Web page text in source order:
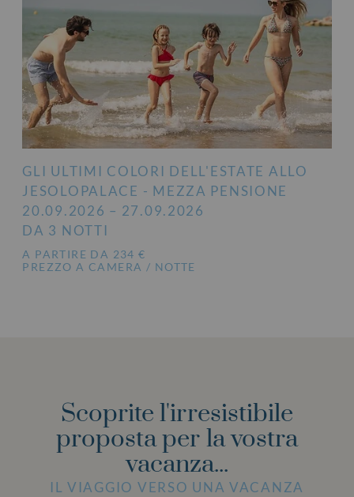
GLI ULTIMI COLORI DELL'ESTATE ALLO
JESOLOPALACE - MEZZA PENSIONE
20.09.2026 – 27.09.2026
DA 3 NOTTI
A PARTIRE DA 234 €
PREZZO A CAMERA / NOTTE
Scoprite l'irresistibile
proposta per la vostra
vacanza...
IL VIAGGIO VERSO UNA VACANZA